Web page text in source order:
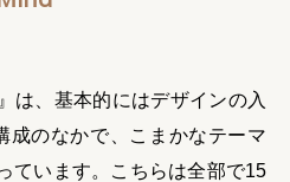
は、基本的にはデザインの入
成のなかで、こまかなテーマ
ています。こちらは全部で15